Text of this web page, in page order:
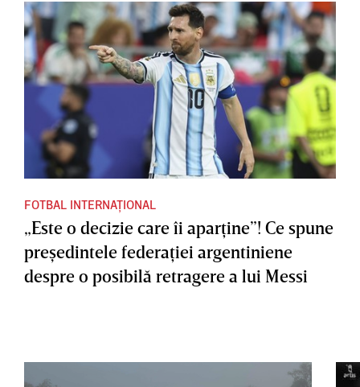
FOTBAL INTERNAȚIONAL
„Este o decizie care îi aparţine”! Ce spune
preşedintele federaţiei argentiniene
despre o posibilă retragere a lui Messi